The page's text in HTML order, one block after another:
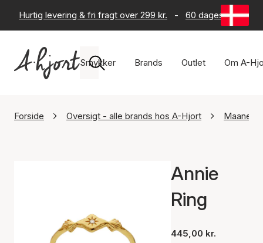
Hurtig levering & fri fragt over 299 kr. - 60 dages returret
Smykker Brands Outlet Om A-
Forside Oversigt - alle brands hos A-Hjort
Annie
Ring
445,00 kr.